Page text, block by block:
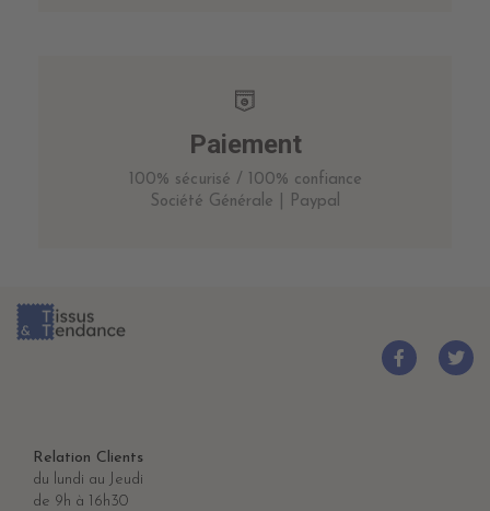
Paiement
100% sécurisé / 100% confiance
Société Générale | Paypal
Relation Clients
du lundi au Jeudi
de 9h à 16h30